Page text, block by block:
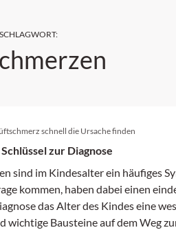
:
schnell die Ursache finden
zur Diagnose
sind im Kindesalter ein häufiges
kommen, haben dabei einen
das Alter des Kindes eine
wichtige Bausteine auf dem Weg